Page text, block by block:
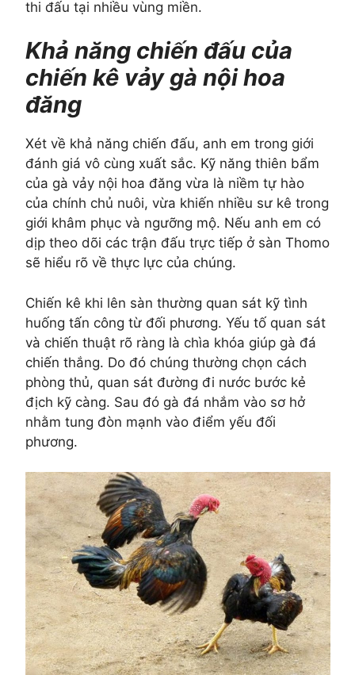
thi đấu tại nhiều vùng miền.
Khả năng chiến đấu của
chiến kê vảy gà nội hoa
đăng
Xét về khả năng chiến đấu, anh em trong giới
đánh giá vô cùng xuất sắc. Kỹ năng thiên bẩm
của gà vảy nội hoa đăng vừa là niềm tự hào
của chính chủ nuôi, vừa khiến nhiều sư kê trong
giới khâm phục và ngưỡng mộ. Nếu anh em có
dịp theo dõi các trận đấu trực tiếp ở sàn Thomo
sẽ hiểu rõ về thực lực của chúng.
Chiến kê khi lên sàn thường quan sát kỹ tình
huống tấn công từ đối phương. Yếu tố quan sát
và chiến thuật rõ ràng là chìa khóa giúp gà đá
chiến thắng. Do đó chúng thường chọn cách
phòng thủ, quan sát đường đi nước bước kẻ
địch kỹ càng. Sau đó gà đá nhắm vào sơ hở
nhằm tung đòn mạnh vào điểm yếu đối
phương.